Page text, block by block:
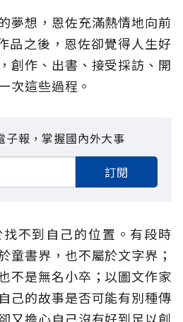
夢想，恩佐充滿熱情地向前
品之後，恩佐卻覺得人生好
創作、出書、接受採訪、開
次這些過程。
子報，掌握國內外大事
訂閱
不到自己的位置。有段時
童書界，也不屬於文字界；
不是無名小卒；以圖文作家
己的故事是否可能有別種傳